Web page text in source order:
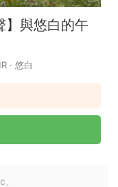
與悠白的午
· 悠白